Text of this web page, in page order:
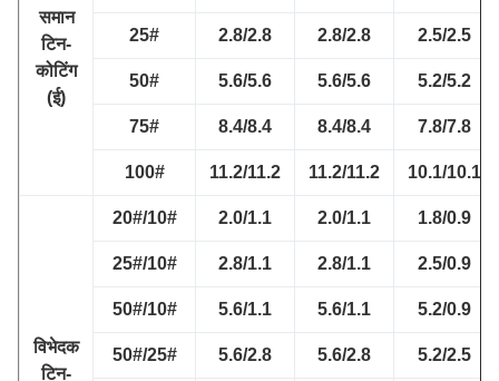
समान
टिन-
कोटिंग
(ई)
25# 2.8/2.8 2.8/2.8 2.5/2.5
50# 5.6/5.6 5.6/5.6 5.2/5.2
75# 8.4/8.4 8.4/8.4 7.8/7.8
100# 11.2/11.2 11.2/11.2 10.1/10.1
विभेदक
टिन-
20#/10# 2.0/1.1 2.0/1.1 1.8/0.9
25#/10# 2.8/1.1 2.8/1.1 2.5/0.9
50#/10# 5.6/1.1 5.6/1.1 5.2/0.9
50#/25# 5.6/2.8 5.6/2.8 5.2/2.5